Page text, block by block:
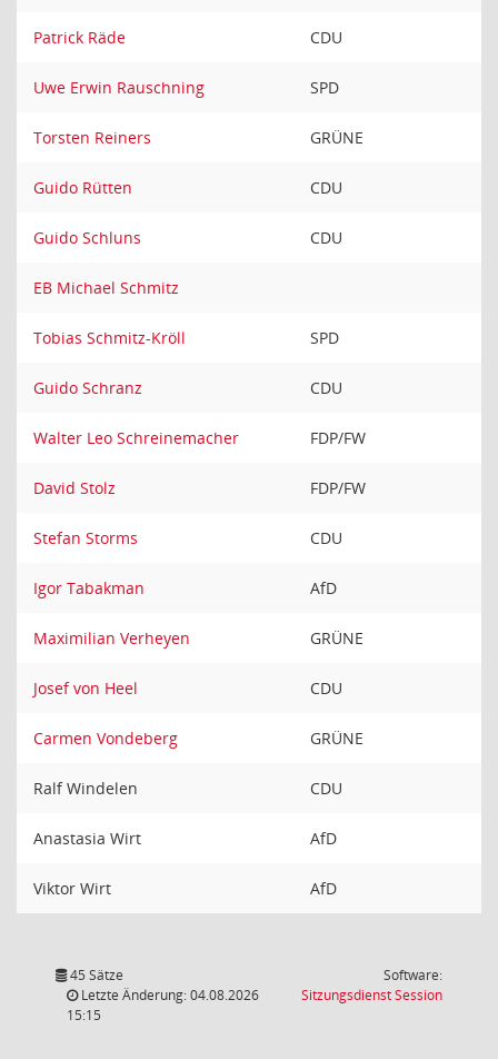
Patrick Räde CDU
Uwe Erwin Rauschning SPD
Torsten Reiners GRÜNE
Guido Rütten CDU
Guido Schluns CDU
EB Michael Schmitz
Tobias Schmitz-Kröll SPD
Guido Schranz CDU
Walter Leo Schreinemacher FDP/FW
David Stolz FDP/FW
Stefan Storms CDU
Igor Tabakman AfD
Maximilian Verheyen GRÜNE
Josef von Heel CDU
Carmen Vondeberg GRÜNE
Ralf Windelen CDU
Anastasia Wirt AfD
Viktor Wirt AfD
45 Sätze
Letzte Änderung: 04.08.2026
15:15
Software:
SitzungsdienstSession(Wird in